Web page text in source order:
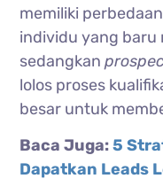
memiliki
individu yang baru
sedangkan
lolos proses
besar untuk
Baca Juga: 5
Dapatkan Leads